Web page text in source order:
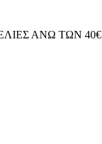
ΑΝΩ ΤΩΝ 40€